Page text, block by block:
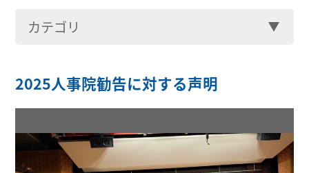
カテゴリ
2025人事院勧告に対する声明